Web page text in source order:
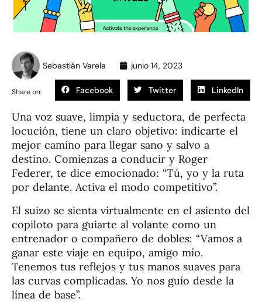
Sebastián Varela junio 14, 2023
Share on: Facebook Twitter LinkedIn
Una voz suave, limpia y seductora, de perfecta
locución, tiene un claro objetivo: indicarte el
mejor camino para llegar sano y salvo a
destino. Comienzas a conducir y Roger
Federer, te dice emocionado: “Tú, yo y la ruta
por delante. Activa el modo competitivo”.
El suizo se sienta virtualmente en el asiento del
copiloto para guiarte al volante como un
entrenador o compañero de dobles: “Vamos a
ganar este viaje en equipo, amigo mío.
Tenemos tus reflejos y tus manos suaves para
las curvas complicadas. Yo nos guío desde la
línea de base”.